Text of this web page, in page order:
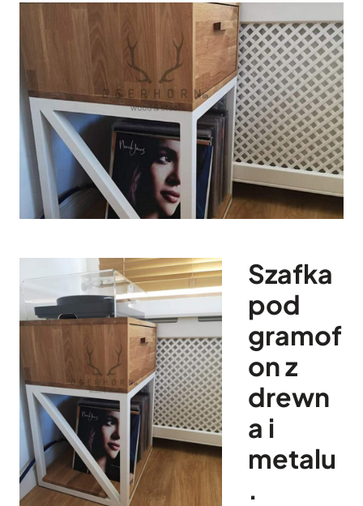
Szafka
pod
gramof
on z
drewn
a i
metalu
.